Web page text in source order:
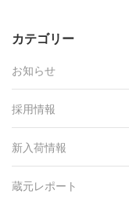
カテゴリー
お知らせ
採用情報
新入荷情報
蔵元レポート